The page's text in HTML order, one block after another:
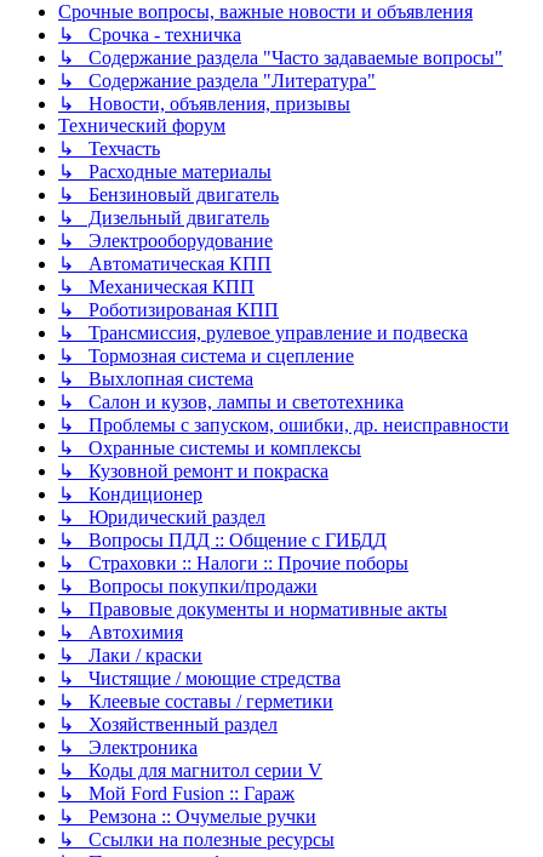
Срочные вопросы, важные новости и объявления
↳ Срочка - техничка
↳ Содержание раздела "Часто задаваемые вопросы"
↳ Содержание раздела "Литература"
↳ Новости, объявления, призывы
Технический форум
↳ Техчасть
↳ Расходные материалы
↳ Бензиновый двигатель
↳ Дизельный двигатель
↳ Электрооборудование
↳ Автоматическая КПП
↳ Механическая КПП
↳ Роботизированая КПП
↳ Трансмиссия, рулевое управление и подвеска
↳ Тормозная система и сцепление
↳ Выхлопная система
↳ Салон и кузов, лампы и светотехника
↳ Проблемы с запуском, ошибки, др. неисправности
↳ Охранные системы и комплексы
↳ Кузовной ремонт и покраска
↳ Кондиционер
↳ Юридический раздел
↳ Вопросы ПДД :: Общение с ГИБДД
↳ Страховки :: Налоги :: Прочие поборы
↳ Вопросы покупки/продажи
↳ Правовые документы и нормативные акты
↳ Автохимия
↳ Лаки / краски
↳ Чистящие / моющие стредства
↳ Клеевые составы / герметики
↳ Хозяйственный раздел
↳ Электроника
↳ Коды для магнитол серии V
↳ Мой Ford Fusion :: Гараж
↳ Ремзона :: Очумелые ручки
↳ Ссылки на полезные ресурсы